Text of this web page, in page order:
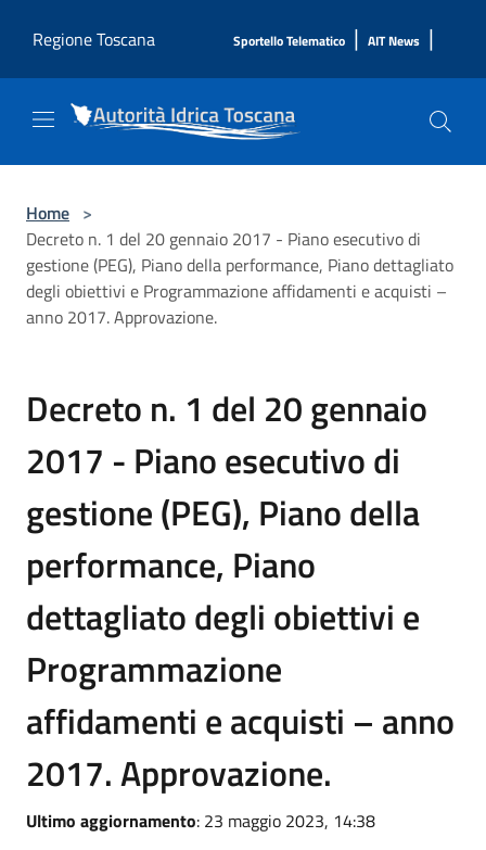
Regione Toscana
Sportello Telematico | AIT News |
Home >
Decreto n. 1 del 20 gennaio 2017 - Piano esecutivo di
gestione (PEG), Piano della performance, Piano dettagliato
degli obiettivi e Programmazione affidamenti e acquisti –
anno 2017. Approvazione.
Decreto n. 1 del 20 gennaio
2017 - Piano esecutivo di
gestione (PEG), Piano della
performance, Piano
dettagliato degli obiettivi e
Programmazione
affidamenti e acquisti – anno
2017. Approvazione.
Ultimo aggiornamento: 23 maggio 2023, 14:38